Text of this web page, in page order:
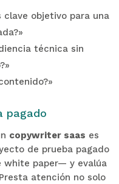
clave objetivo para una
técnica sin
pagado
copywriter saas es
de prueba pagado
white paper— y evalúa
atención no solo